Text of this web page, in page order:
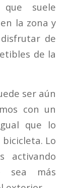
suele
la zona y
de
de la
ser aún
con un
que lo
Lo
activando
sea más